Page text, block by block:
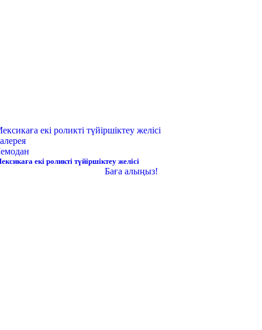
екі роликті түйіршіктеу желісі
екі роликті түйіршіктеу желісі
Баға алыңыз!